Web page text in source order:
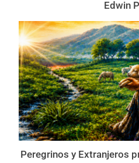
Edwin
Peregrinos y Extranjeros